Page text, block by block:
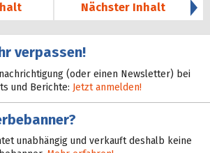
Nächster Inhalt
verpassen!
(oder einen Newsletter) bei
und Berichte: Jetzt anmelden!
unabhängig und verkauft deshalb keine